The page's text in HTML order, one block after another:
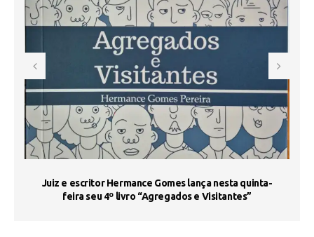
Juiz e escritor Hermance Gomes lança nesta quinta-
feira seu 4º livro “Agregados e Visitantes”